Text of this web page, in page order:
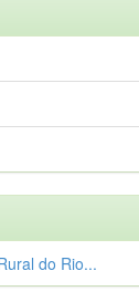
do Rio...